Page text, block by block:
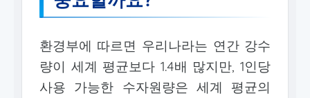
환경부에 따르면 우리나라는 연간 강수
량이 세계 평균보다 1.4배 많지만, 1인당
사용 가능한 수자원량은 세계 평균의